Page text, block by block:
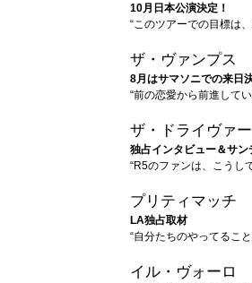
10月日本公演決定！
“このツアーでの目標は
ザ・ヴァンプス
8月はサマソニでの来日
“前の恋愛から前進して
ザ・ドライヴァ
独占インタビュー＆サ
“R5のファンは、こうし
プリティマッチ
LA独占取材
“自分たちのやってるこ
イル・ヴォーロ